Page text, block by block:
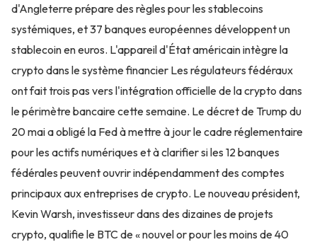
d'Angleterre prépare des règles pour les stablecoins
systémiques, et 37 banques européennes développent un
stablecoin en euros. L'appareil d'État américain intègre la
crypto dans le système financier Les régulateurs fédéraux
ont fait trois pas vers l'intégration officielle de la crypto dans
le périmètre bancaire cette semaine. Le décret de Trump du
20 mai a obligé la Fed à mettre à jour le cadre réglementaire
pour les actifs numériques et à clarifier si les 12 banques
fédérales peuvent ouvrir indépendamment des comptes
principaux aux entreprises de crypto. Le nouveau président,
Kevin Warsh, investisseur dans des dizaines de projets
crypto, qualifie le BTC de « nouvel or pour les moins de 40